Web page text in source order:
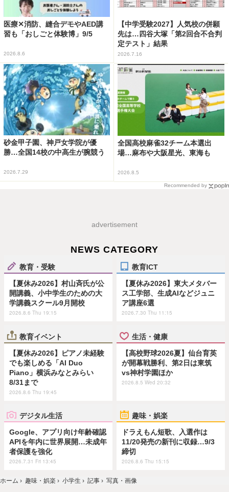
医療✕消防、縫合デモやAED講
習も「おしごと体験博」9/5
2026.8.6
【中学受験2027】人気校の併願
先は…四谷大塚「第2回合不合判
定テスト」結果
2026.7.16
砂金甲子園、神戸女学院が優
勝…全国14校の中高生が腕競う
2026.7.29
全国高校麻雀32チーム本選出
場…麻布や大阪星光、東海も
2026.8.5
Recommended by
advertisement
NEWS CATEGORY
教育・受験
【夏休み2026】村山斉氏が公
開講義、小中学生のための大
学講義スクール9月開校
2026.8.6 Thu 19:15
教育ICT
【夏休み2026】東大メタバー
ス工学部、生成AIなどジュニ
ア講座6選
2026.7.30 Thu 11:15
教育イベント
【夏休み2026】ピアノ未経験
でも楽しめる「AI Duo
Piano」横浜みなとみらい
8/31まで
2026.8.6 Thu 19:45
生活・健康
【高校野球2026夏】仙台育英
が開幕戦勝利、第2日は東筑
vs神村学園ほか
2026.8.5 Wed 20:32
デジタル生活
Google、アプリ向け年齢確認
APIを年内に世界展開…未成年
者保護を強化
2026.7.31 Fri 13:45
趣味・娯楽
ドラえもん短歌、入選作は
11/20発売の新刊に収録…9/3
締切
2026.8.6 Thu 15:15
ホーム › 趣味・娯楽 › 小学生 › 記事 › 写真・画像